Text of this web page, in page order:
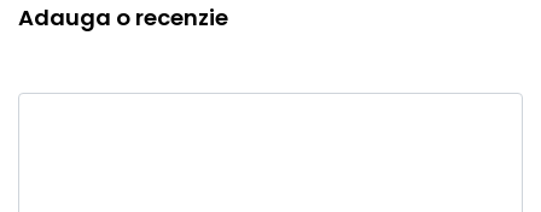
Adauga o recenzie